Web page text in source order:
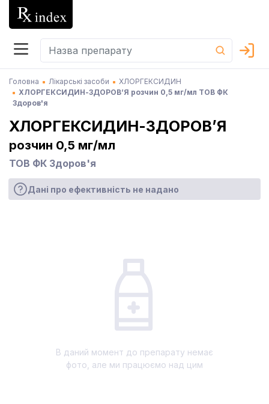
Головна Лікарські засоби
ХЛОРГЕКСИДИН
ХЛОРГЕКСИДИН-ЗДОРОВ’Я розчин 0,5 мг/мл ТОВ ФК
Здоров'я
ХЛОРГЕКСИДИН-ЗДОРОВ’Я
розчин 0,5 мг/мл
ТОВ ФК Здоров'я
Дані про ефективність не надано
В даний момент до препарату немає
фото, але ми працюємо над цим